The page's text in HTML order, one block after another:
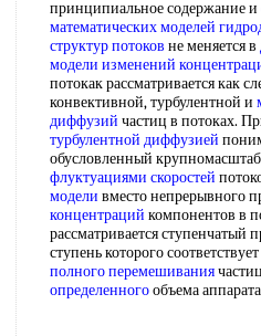
принципиальное содержание и
математических моделей
структур потоков не меняется в
модели изменений
потокак рассматривается как
конвективной, турбулентной и
диффузий частиц в потоках.
турбулентной диффузией
обусловленный
флуктуациями скоростей
модели вместо непрерывного
концентраций компонентов в
рассматривается ступенчатый
ступень которого
полного перемешивания
определенногообъема